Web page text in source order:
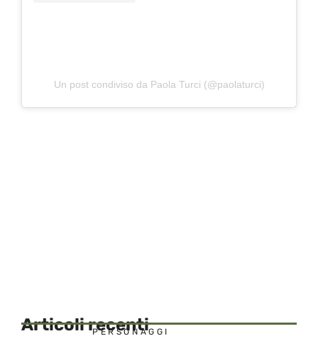
Un post condiviso da Paola Turci (@paolaturci)
Articoli recenti
PERSONAGGI